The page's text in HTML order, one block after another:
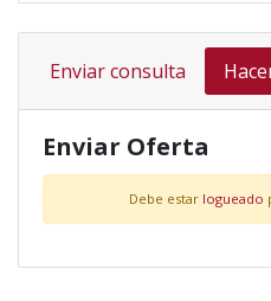
Enviar consulta
Enviar Oferta
Debe estar logueado